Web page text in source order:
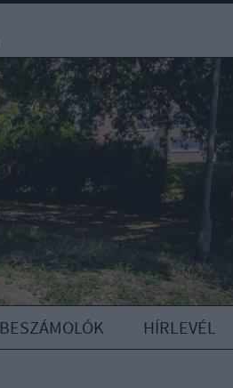
BESZÁMOLÓK HÍRLEVÉL